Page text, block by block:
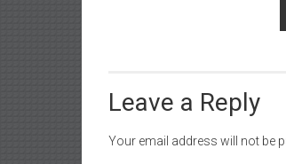
Leave a Reply
Your email address will not be